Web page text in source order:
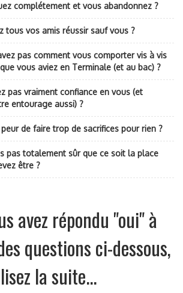
complétement et vous abandonnez ?
tous vos amis réussir sauf vous ?
pas comment vous comporter vis à vis
vous aviez en Terminale (et au bac) ?
pas vraiment confiance en vous (et
entourage aussi) ?
de faire trop de sacrifices pour rien ?
pas totalement sûr que ce soit la place
être ?
avez répondu "oui" à
questions ci-dessous,
lisez la suite...